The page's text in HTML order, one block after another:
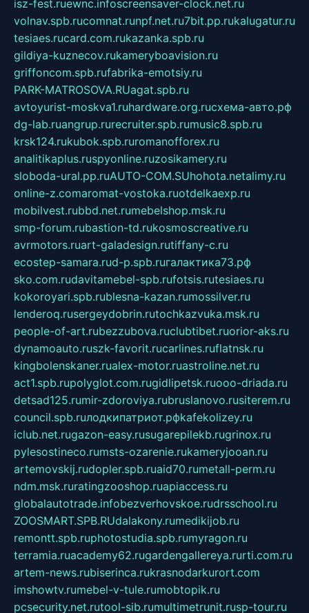
isz-fest.ruewnc.infoscreensaver-clock.net.ru
volnav.spb.rucomnat.runpf.net.ru7bit.pp.rukalugatur.ru
tesiaes.rucard.com.rukazanka.spb.ru
gildiya-kuznecov.rukameryboavision.ru
griffoncom.spb.rufabrika-emotsiy.ru
PARK-MATROSOVA.RUagat.spb.ru
avtoyurist-moskva1.ruhardware.org.ruсхема-авто.рф
dg-lab.ruangrup.rurecruiter.spb.rumusic8.spb.ru
krsk124.rukubok.spb.ruromanofforex.ru
analitikaplus.ruspyonline.ruzosikamery.ru
sloboda-ural.pp.ruAUTO-COM.SUhohota.netalimy.ru
online-z.comaromat-vostoka.ruotdelkaexp.ru
mobilvest.rubbd.net.rumebelshop.msk.ru
smp-forum.rubastion-td.rukosmoscreative.ru
avrmotors.ruart-galadesign.rutiffany-c.ru
ecostep-samara.rud-p.spb.ruгалактика73.рф
sko.com.rudavitamebel-spb.rufotsis.rutesiaes.ru
kokoroyari.spb.rublesna-kazan.rumossilver.ru
lenderoq.rusergeydobrin.rutochkazvuka.msk.ru
people-of-art.rubezzubova.ruclubtibet.ruorior-aks.ru
dynamoauto.ruszk-favorit.rucarlines.ruflatnsk.ru
kingbolenskaner.rualex-motor.ruastroline.net.ru
act1.spb.rupolyglot.com.rugidlipetsk.ruooo-driada.ru
detsad125.rumir-zdoroviya.rubruslanovo.rusiterem.ru
council.spb.ruлодкипатриот.рфkafekolizey.ru
iclub.net.rugazon-easy.rusugarepilekb.rugrinox.ru
pylesostineco.rumsts-ozarenie.rukameryjooan.ru
artemovskij.rudopler.spb.ruaid70.rumetall-perm.ru
ndm.msk.ruratingzooshop.ruapiaccess.ru
globalautotrade.infobezverhovskoe.rudrsschool.ru
ZOOSMART.SPB.RUdalakony.rumedikijob.ru
remontt.spb.ruphotostudia.spb.rumyragon.ru
terramia.ruacademy62.rugardengallereya.rurti.com.ru
artem-news.rubiserinca.rukrasnodarkurort.com
imshowtv.rumebel-v-tule.rumobtopik.ru
pcsecurity.net.rutool-sib.rumultimetrunit.rusp-tour.ru